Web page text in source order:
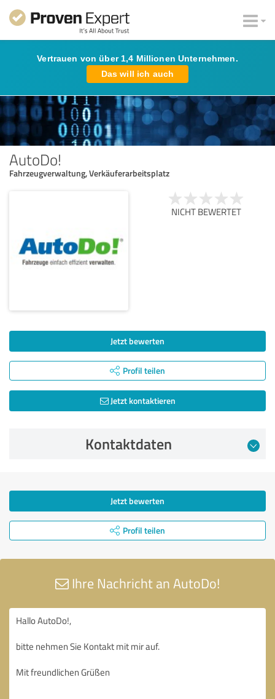
Vertrauen von über 1,4 Millionen Unternehmen.
Das will ich auch
AutoDo!
Fahrzeugverwaltung, Verkäuferarbeitsplatz
NICHT BEWERTET
Jetzt bewerten
Profil teilen
Jetzt kontaktieren
Kontaktdaten
Jetzt bewerten
Profil teilen
Ihre Nachricht an AutoDo!